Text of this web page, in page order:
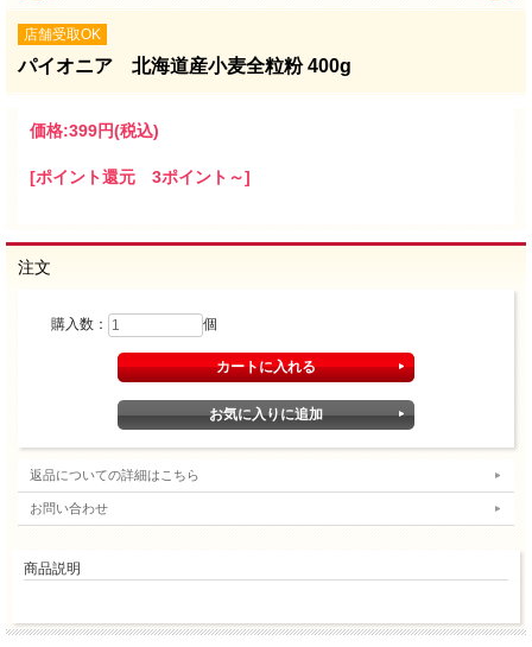
店舗受取OK
パイオニア 北海道産小麦全粒粉 400g
価格:399円(税込)
[ポイント還元 3ポイント～]
注文
購入数： 個
返品についての詳細はこちら
お問い合わせ
商品説明